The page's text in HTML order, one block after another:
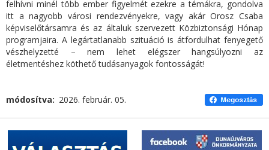
felhívni minél több ember figyelmét ezekre a témákra, gondolva
itt a nagyobb városi rendezvényekre, vagy akár Orosz Csaba
képviselőtársamra és az általuk szervezett Közbiztonsági Hónap
programjaira. A legártatlanabb szituáció is átfordulhat fenyegető
vészhelyzetté – nem lehet elégszer hangsúlyozni az
életmentéshez köthető tudásanyagok fontosságát!
módosítva 2026. február. 05.